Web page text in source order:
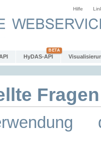
Hilfe
HyDAS-API